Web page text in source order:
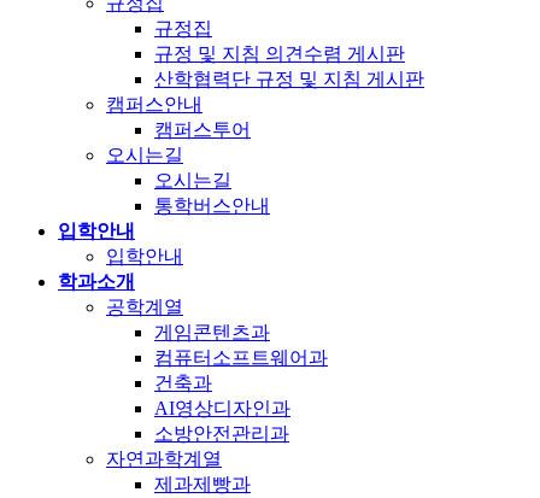
규정집
규정 및 지침 의견수렴 게시판
산학협력단 규정 및 지침 게시판
캠퍼스안내
캠퍼스투어
오시는길
오시는길
통학버스안내
입학안내
입학안내
학과소개
공학계열
게임콘텐츠과
컴퓨터소프트웨어과
건축과
AI영상디자인과
소방안전관리과
자연과학계열
제과제빵과